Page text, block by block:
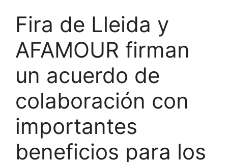
Fira de Lleida y
AFAMOUR firman
un acuerdo de
colaboración con
importantes
beneficios para los